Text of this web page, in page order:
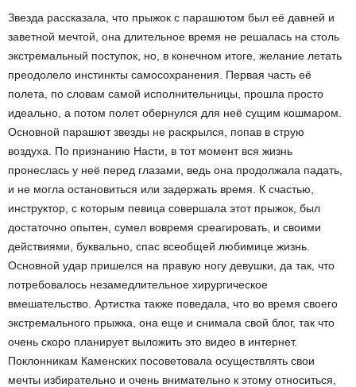
Звезда рассказала, что прыжок с парашютом был её давней и
заветной мечтой, она длительное время не решалась на столь
экстремальный поступок, но, в конечном итоге, желание летать
преодолело инстинкты самосохранения. Первая часть её
полета, по словам самой исполнительницы, прошла просто
идеально, а потом полет обернулся для неё сущим кошмаром.
Основной парашют звезды не раскрылся, попав в струю
воздуха. По признанию Насти, в тот момент вся жизнь
пронеслась у неё перед глазами, ведь она продолжала падать,
и не могла остановиться или задержать время. К счастью,
инструктор, с которым певица совершала этот прыжок, был
достаточно опытен, сумел вовремя среагировать, и своими
действиями, буквально, спас всеобщей любимице жизнь.
Основной удар пришелся на правую ногу девушки, да так, что
потребовалось незамедлительное хирургическое
вмешательство. Артистка также поведала, что во время своего
экстремального прыжка, она еще и снимала свой блог, так что
очень скоро планирует выложить это видео в интернет.
Поклонникам Каменских посоветовала осуществлять свои
мечты избирательно и очень внимательно к этому относиться,